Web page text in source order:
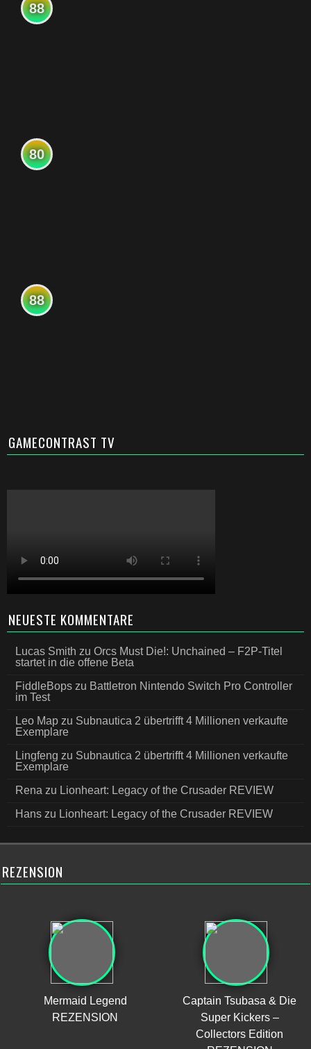
88
80
88
GAMECONTRAST TV
NEUESTE KOMMENTARE
Lucas Smith zu Orcs Must Die!: Unchained – F2P-Titel
startet in die offene Beta
FiddleBops zu Battletron Nintendo Switch Pro Controller
im Test
Leo Map zu Subnautica 2 übertrifft 4 Millionen verkaufte
Exemplare
Lingfeng zu Subnautica 2 übertrifft 4 Millionen verkaufte
Exemplare
Rena zu Lionheart: Legacy of the Crusader REVIEW
Hans zu Lionheart: Legacy of the Crusader REVIEW
REZENSION
Mermaid Legend
REZENSION
Captain Tsubasa & Die
Super Kickers –
Collectors Edition